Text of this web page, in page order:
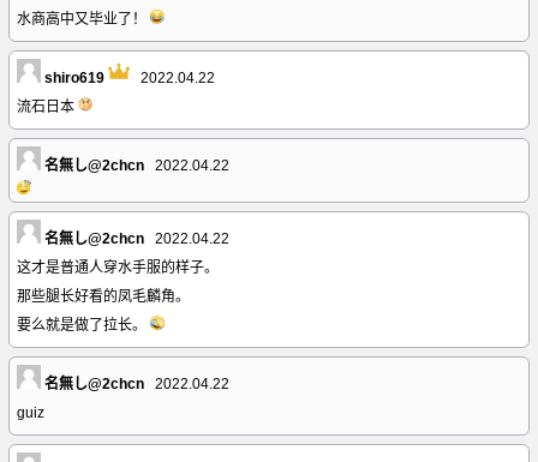
水商高中又毕业了！
shiro619
2022.04.22
流石日本
名無し@2chcn 2022.04.22
名無し@2chcn
2022.04.22
这才是普通人穿水手服的样子。
那些腿长好看的凤毛麟角。
要么就是做了拉长。
名無し@2chcn
2022.04.22
guiz